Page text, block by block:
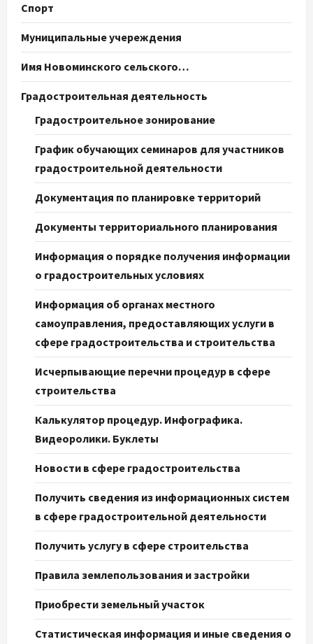
Спорт
Муниципальные учереждения
Имя Новоминского сельского…
Градостроительная деятельность
Градостроительное зонирование
График обучающих семинаров для участников
градостроительной деятельности
Документация по планировке территорий
Документы территориального планирования
Информация о порядке получения информации
о градостроительных условиях
Информация об органах местного
самоуправления, предоставляющих услуги в
сфере градостроительства и строительства
Исчерпывающие перечни процедур в сфере
строительства
Калькулятор процедур. Инфографика.
Видеоролики. Буклеты
Новости в сфере градостроительства
Получить сведения из информационных систем
в сфере градостроительной деятельности
Получить услугу в сфере строительства
Правила землепользования и застройки
Приобрести земельный участок
Статистическая информация и иные сведения о